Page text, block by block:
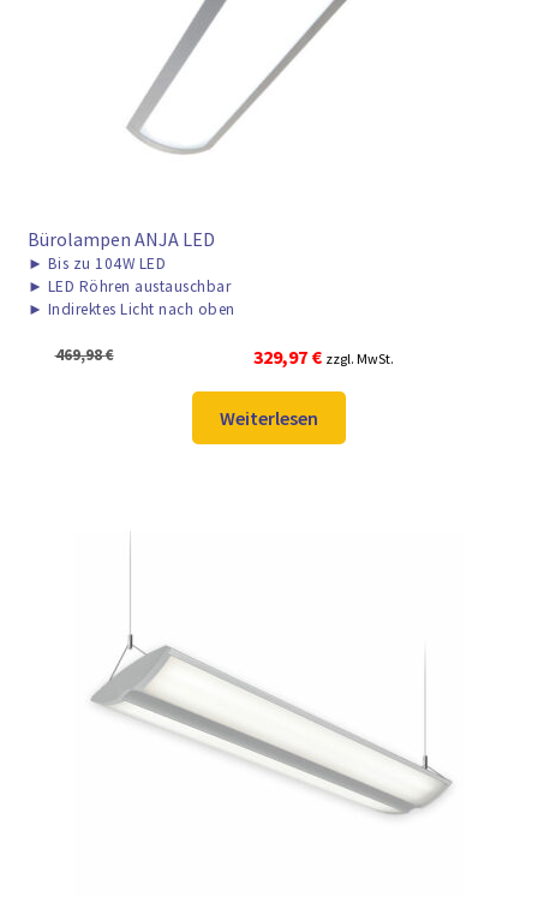
Bürolampen ANJA LED
► Bis zu 104W LED
► LED Röhren austauschbar
► Indirektes Licht nach oben
469,98€
Ursprünglicher
war:
469,98 €
329,97 €Aktueller
329,97 €.
zzgl. MwSt.
Weiterlesen